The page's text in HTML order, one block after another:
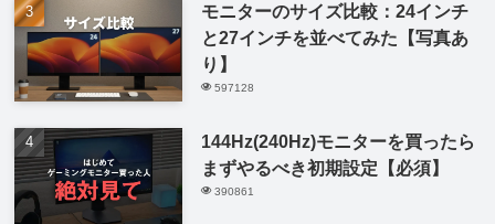
モニターのサイズ比較：24インチ
と27インチを並べてみた【写真あ
り】
597128
144Hz(240Hz)モニターを買ったら
まずやるべき初期設定【必須】
390861